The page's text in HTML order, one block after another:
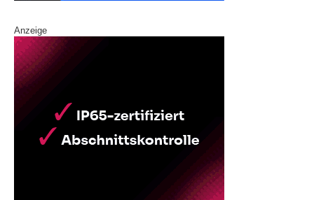
Anzeige